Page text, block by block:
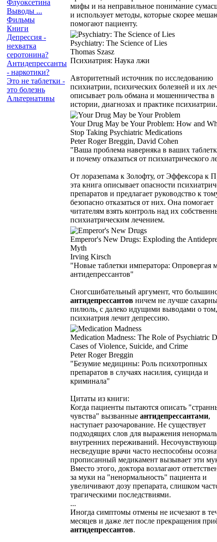
Флуоксетина
Выводы ...
Фильмы
Книги
Депрессия -
нехватка
серотонина?
Антидепрессанты
- наркотики?
Это не таблетки -
это болезнь
Альтернативы
мифы и на неправильное понимание
и использует методы, которые скорее
помогают пациенту.
Psychiatry: The Science of Lies
Thomas Szasz
Психиатрия: Наука лжи
Авторитетный источник по исследованию
психиатрии, психических болезней и их
описывает роль обмана и мошенничества в
истории, диагнозах и практике психиатрии.
Your Drug May be Your Problem: How and
Stop Taking Psychiatric Medications
Peter Roger Breggin, David Cohen
"Ваша проблема наверняка в ваших
и почему отказаться от психиатрического
От лоразепама к Золофту, от Эффексора к
эта книга описывает опасности
препаратов и предлагает руководство к
безопасно отказаться от них. Она помогает
читателям взять контроль над их
психиатрическим лечением.
Emperor's New Drugs: Exploding the
Myth
Irving Kirsch
"Новые таблетки императора: Опровергая
антидепрессантов"
Сногсшибательный аргумент, что
антидепрессантов ничем не лучше
пилюль, с далеко идущими выводами о
психиатрия лечит депрессию.
Medication Madness: The Role of Psychiatric
Cases of Violence, Suicide, and Crime
Peter Roger Breggin
"Безумие медицины: Роль психотропных
препаратов в случаях насилия, суицида и
криминала"
Цитаты из книги:
Когда пациенты пытаются описать
чувства" вызванные антидепрессантами,
наступает разочарование. Не существует
подходящих слов для выражения
внутренних переживаний.
несведущие врачи часто неспособны
прописанный медикамент вызывает эти
Вместо этого, доктора возлагают
за муки на "ненормальность" пациента и
увеличивают дозу препарата, слишком
трагическими последствиями.
...
Иногда симптомы отмены не исчезают в
месяцев и даже лет после прекращения
антидепрессантов.